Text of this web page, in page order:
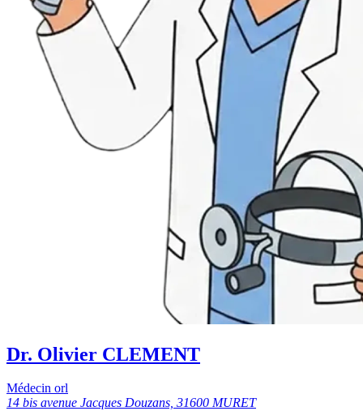
Dr. Olivier CLEMENT
Médecin orl
14 bis avenue Jacques Douzans, 31600 MURET